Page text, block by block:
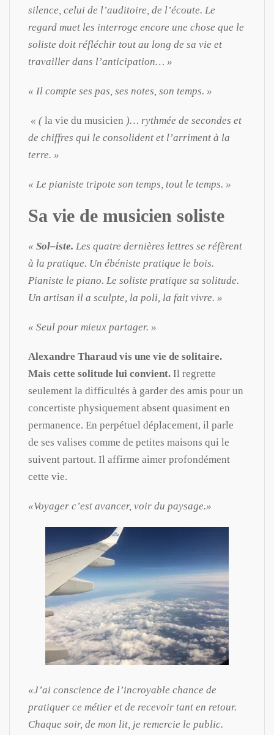
silence, celui de l’auditoire, de l’écoute. Le
regard muet les interroge encore une chose que le
soliste doit réfléchir tout au long de sa vie et
travailler dans l’anticipation… »
« Il compte ses pas, ses notes, son temps. »
« (la vie du musicien )… rythmée de secondes et
de chiffres qui le consolident et l’arriment à la
terre. »
« Le pianiste tripote son temps, tout le temps. »
Sa vie de musicien soliste
« Sol–iste. Les quatre dernières lettres se réfèrent
à la pratique. Un ébéniste pratique le bois.
Pianiste le piano. Le soliste pratique sa solitude.
Un artisan il a sculpte, la poli, la fait vivre. »
« Seul pour mieux partager. »
Alexandre Tharaud vis une vie de solitaire.
Mais cette solitude lui convient. Il regrette
seulement la difficultés à garder des amis pour un
concertiste physiquement absent quasiment en
permanence. En perpétuel déplacement, il parle
de ses valises comme de petites maisons qui le
suivent partout. Il affirme aimer profondément
cette vie.
«Voyager c’est avancer, voir du paysage.»
«J’ai conscience de l’incroyable chance de
pratiquer ce métier et de recevoir tant en retour.
Chaque soir, de mon lit, je remercie le public.